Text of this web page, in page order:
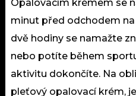
Opalovacím krémem se
minut před odchodem
dvě hodiny se namažte
nebo potíte během
aktivitu dokončíte. Na
pleťový opalovací krém,